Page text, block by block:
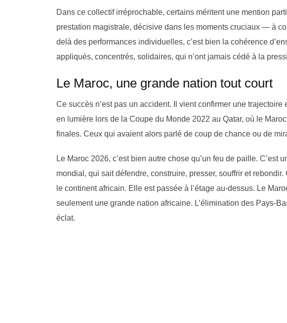
Dans ce collectif irréprochable, certains méritent une mention
prestation magistrale, décisive dans les moments cruciaux — à
delà des performances individuelles, c’est bien la cohérence
appliqués, concentrés, solidaires, qui n’ont jamais cédé à la
Le Maroc, une grande nation tout court
Ce succès n’est pas un accident. Il vient confirmer une
en lumière lors de la Coupe du Monde 2022 au Qatar, où le
finales. Ceux qui avaient alors parlé de coup de chance ou de
Le Maroc 2026, c’est bien autre chose qu’un feu de paille. C’est
mondial, qui sait défendre, construire, presser, souffrir et
le continent africain. Elle est passée à l’étage au-dessus. Le
seulement une grande nation africaine. L’élimination des Pays-
éclat.